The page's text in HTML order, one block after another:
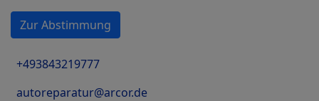
Zur Abstimmung
+493843219777
autoreparatur@arcor.de